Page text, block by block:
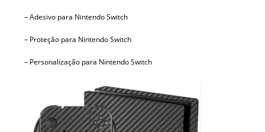
– Adesivo para Nintendo Switch
– Proteção para Nintendo Switch
– Personalização para Nintendo Switch